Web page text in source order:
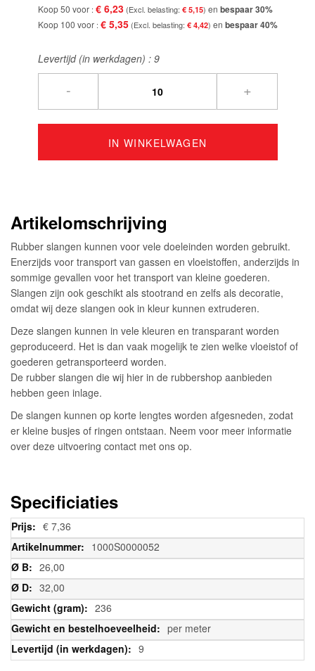
Koop 50 voor € 6,23 € 5,15 en bespaar30%
Koop 100 voor € 5,35 € 4,42 en bespaar40%
Levertijd (in werkdagen) : 9
- +
IN WINKELWAGEN
Artikelomschrijving
Rubber slangen kunnen voor vele doeleinden worden gebruikt.
Enerzijds voor transport van gassen en vloeistoffen, anderzijds in
sommige gevallen voor het transport van kleine goederen.
Slangen zijn ook geschikt als stootrand en zelfs als decoratie,
omdat wij deze slangen ook in kleur kunnen extruderen.
Deze slangen kunnen in vele kleuren en transparant worden
geproduceerd. Het is dan vaak mogelijk te zien welke vloeistof of
goederen getransporteerd worden.
De rubber slangen die wij hier in de rubbershop aanbieden
hebben geen inlage.
De slangen kunnen op korte lengtes worden afgesneden, zodat
er kleine busjes of ringen ontstaan. Neem voor meer informatie
over deze uitvoering contact met ons op.
Specificiaties
Meer
informatie
€ 7,36
1000S0000052
26,00
32,00
236
per meter
9